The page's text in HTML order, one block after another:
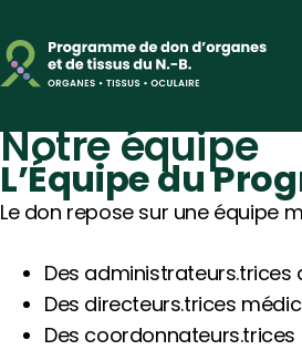
Notre équipe
L’Équipe du
Le don repose sur une équipe
Des
Des directeurs.trices
Des